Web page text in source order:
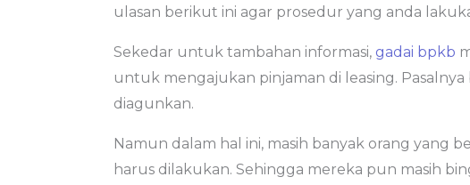
ulasan berikut ini agar prosedur yang anda
Sekedar untuk tambahan informasi, gadai bpkb
untuk mengajukan pinjaman di leasing.
diagunkan.
Namun dalam hal ini, masih banyak orang yang
harus dilakukan. Sehingga mereka pun masih